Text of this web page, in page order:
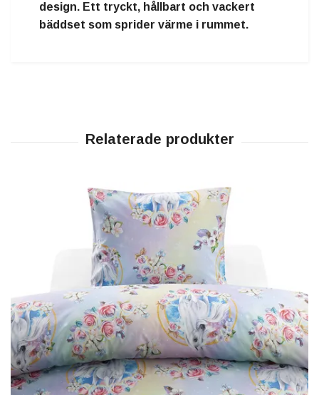
design. Ett tryckt, hållbart och vackert
bäddset som sprider värme i rummet.